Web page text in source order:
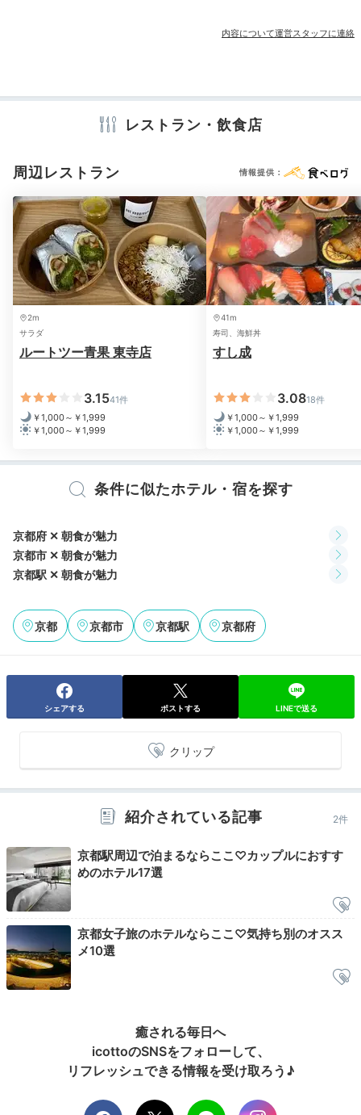
屋なら簡単な調理も♪
naonaonao719
ホテルには夕食はついておりませんので、近くのお店で食べまし
た。
Night
ナイトタイムは
お部屋でまったり☆
バスルーム
もとってもおしゃれ♡バスタブトレー付きなら、長湯も
できちゃいます。お風呂上りは、バスローブに身を包ん
naonaonao719
2日目
朝のお風呂タイム
洗浄機付トイレ バスローブ 歯ブラシ カミソリ 洗顔
シャワーキャップ
入浴剤 タオル バスタオル
※設備・アメニティは、確認が取れている情報を表示しています。
内容について運営スタッフに連絡
レストラン・飲食店
周辺レストラン 情報提供：
2m
サラダ
ルートツー青果 東寺店
3.1541件
￥1,000～￥1,999
￥1,000～￥1,999
41m
寿司、海鮮丼
すし成
3.0818件
￥1,000～￥1,999
￥1,000～￥1,999
条件に似たホテル・宿を探す
京都府 ✕ 朝食が魅力
京都市 ✕ 朝食が魅力
京都駅 ✕ 朝食が魅力
京都 京都市 京都駅 京都府
シェアする ポストする LINEで送る
クリップ
紹介されている記事 2件
京都駅周辺で泊まるならここ♡カップルにおすす
めのホテル17選
京都女子旅のホテルならここ♡気持ち別のオスス
メ10選
癒される毎日へ
icottoのSNSをフォローして、
リフレッシュできる情報を受け取ろう♪